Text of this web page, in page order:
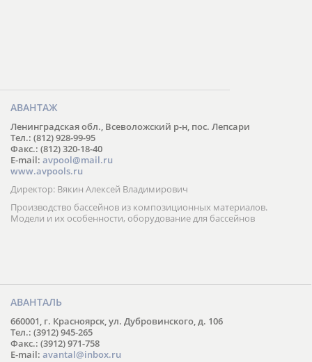
АВАНТАЖ
Ленинградская обл., Всеволожский р-н, пос. Лепсари
Тел.: (812) 928-99-95
Факс.: (812) 320-18-40
E-mail: avpool@mail.ru
www.avpools.ru
Директор: Вякин Алексей Владимирович
Производство бассейнов из композиционных материалов.
Модели и их особенности, оборудование для бассейнов
АВАНТАЛЬ
660001, г. Красноярск, ул. Дубровинского, д. 106
Тел.: (3912) 945-265
Факс.: (3912) 971-758
E-mail: avantal@inbox.ru